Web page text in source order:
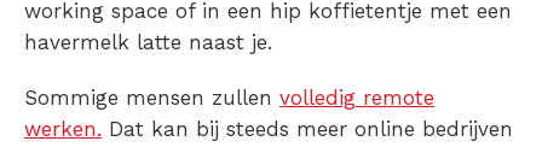
working space of in een hip koffietentje met een
havermelk latte naast je.
Sommige mensen zullen volledig remote
werken. Dat kan bij steeds meer online bedrijven